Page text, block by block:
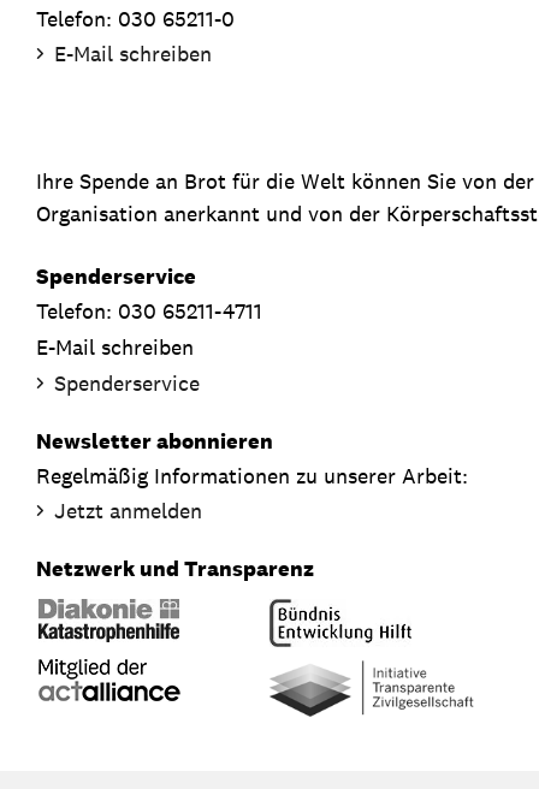
Telefon: 030 65211-0
E-Mail schreiben
Ihre Spende an Brot für die Welt können Sie von
Organisation anerkannt und von der
Spenderservice
Telefon: 030 65211-4711
E-Mail schreiben
Spenderservice
Newsletter abonnieren
Regelmäßig Informationen zu unserer Arbeit:
Jetzt anmelden
Netzwerk und Transparenz